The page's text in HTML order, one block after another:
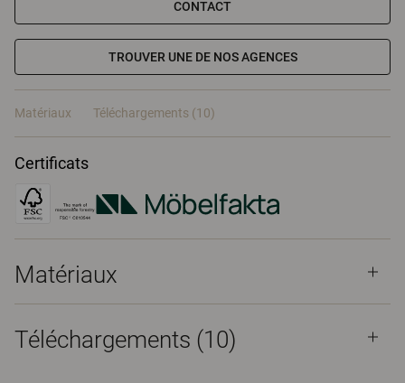
CONTACT
TROUVER UNE DE NOS AGENCES
Matériaux Téléchargements (10)
Certificats
Matériaux
Téléchargements (10)